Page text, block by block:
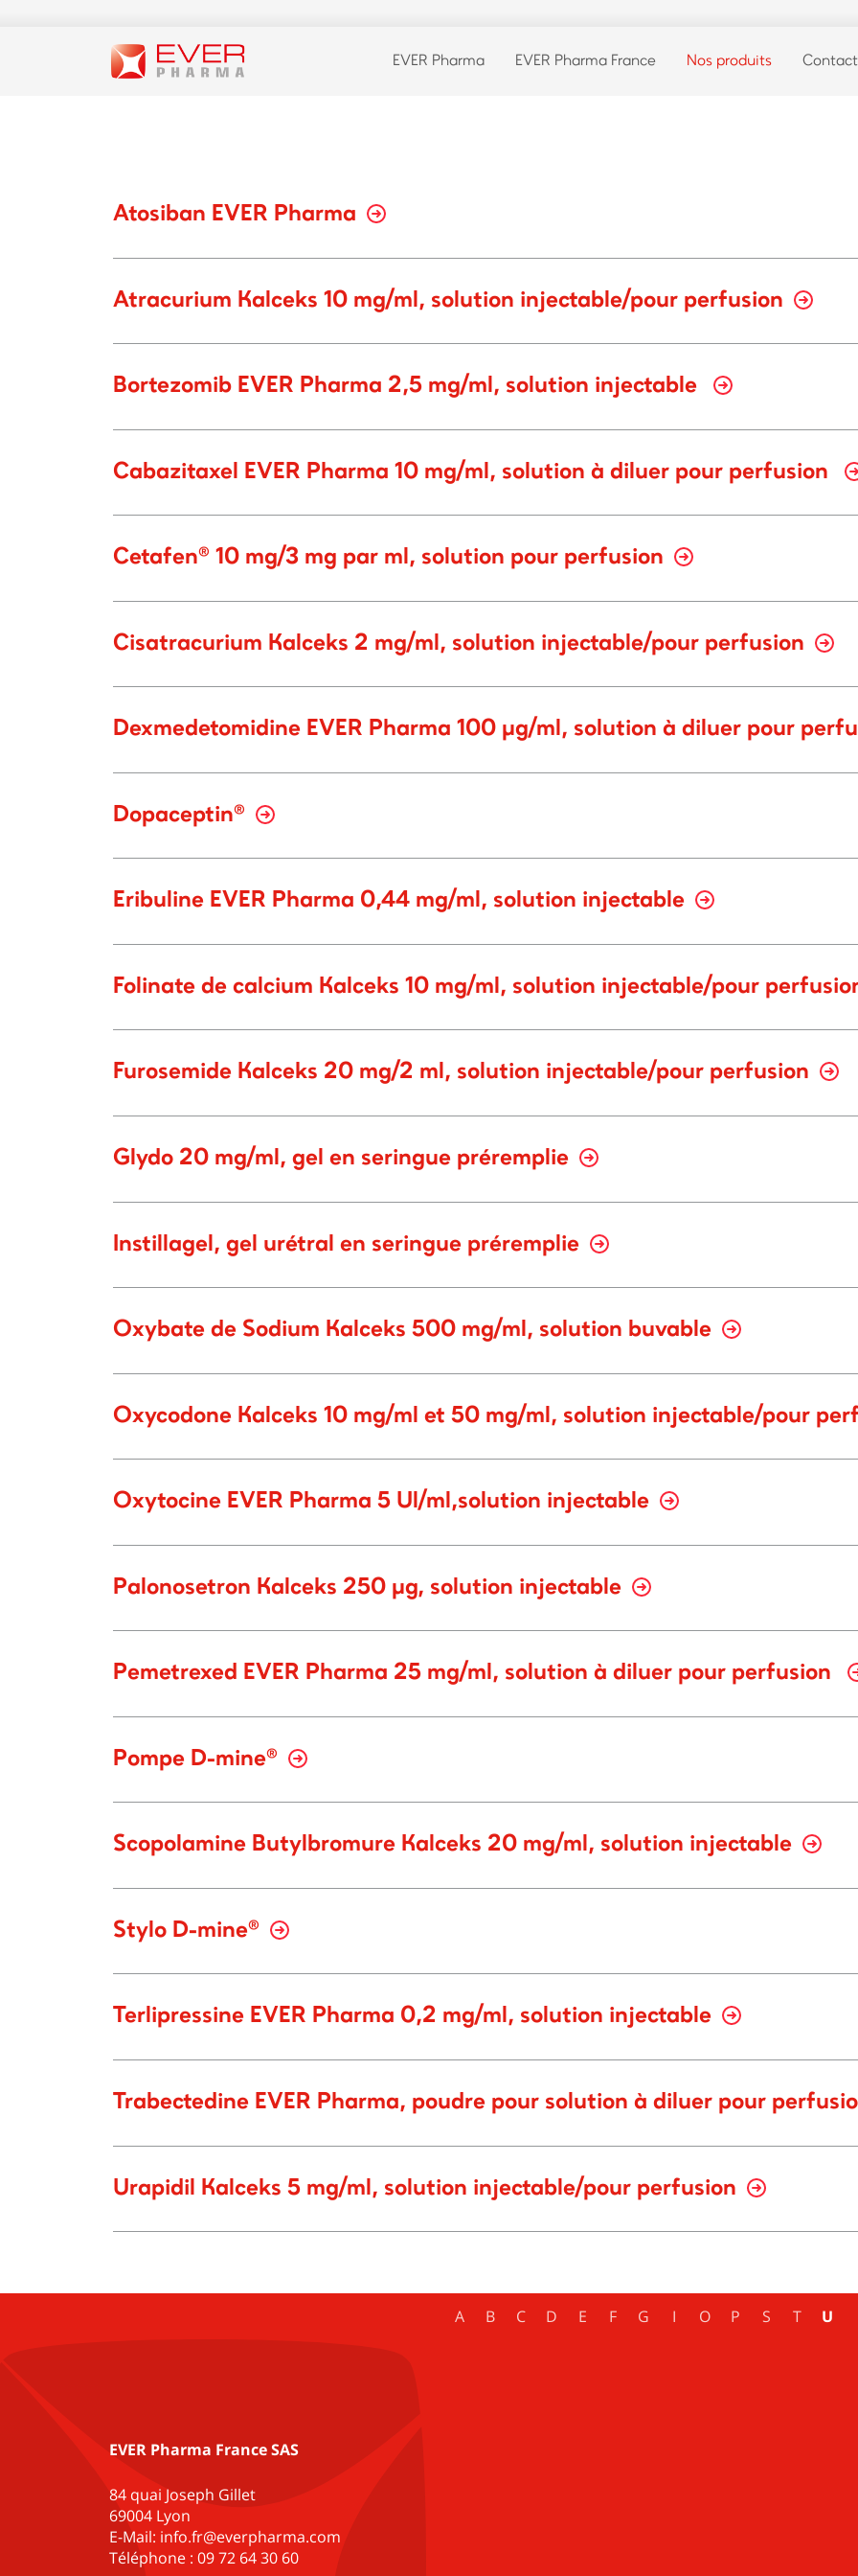
EVER Pharma EVER Pharma France Nos produits
A B C D E F G I O P S T U
Atosiban EVER Pharma
Atracurium Kalceks 10 mg/ml, solution injectable/pour perfusion
Bortezomib EVER Pharma 2,5 mg/ml, solution injectable
Cabazitaxel EVER Pharma 10 mg/ml, solution à diluer pour perfusion
Cetafen® 10 mg/3 mg par ml, solution pour perfusion
Cisatracurium Kalceks 2 mg/ml, solution injectable/pour perfusion
Dexmedetomidine EVER Pharma 100 µg/ml, solution à diluer pour
Dopaceptin®
Eribuline EVER Pharma 0,44 mg/ml, solution injectable
Folinate de calcium Kalceks 10 mg/ml, solution injectable/pour
Furosemide Kalceks 20 mg/2 ml, solution injectable/pour perfusion
Glydo 20 mg/ml, gel en seringue préremplie
Instillagel, gel urétral en seringue préremplie
Oxybate de Sodium Kalceks 500 mg/ml, solution buvable
Oxycodone Kalceks 10 mg/ml et 50 mg/ml, solution injectable/pour
Oxytocine EVER Pharma 5 Ul/ml,solution injectable
Palonosetron Kalceks 250 µg, solution injectable
Pemetrexed EVER Pharma 25 mg/ml, solution à diluer pour perfusion
Pompe D-mine®
Scopolamine Butylbromure Kalceks 20 mg/ml, solution injectable
Stylo D-mine®
Terlipressine EVER Pharma 0,2 mg/ml, solution injectable
Trabectedine EVER Pharma, poudre pour solution à diluer pour
Urapidil Kalceks 5 mg/ml, solution injectable/pour perfusion
EVER Pharma France SAS
84 quai Joseph Gillet
69004 Lyon
E-Mail: info.fr@everpharma.com
Téléphone : 09 72 64 30 60